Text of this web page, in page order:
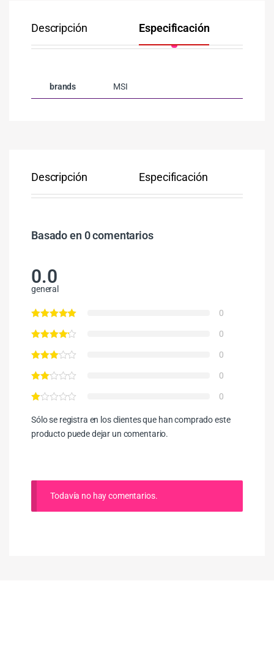
Descripción Especificación
brands MSI
Descripción Especificación
Basado en 0 comentarios
0.0
general
0
0
0
0
0
Sólo se registra en los clientes que han comprado este
producto puede dejar un comentario.
Todavía no hay comentarios.